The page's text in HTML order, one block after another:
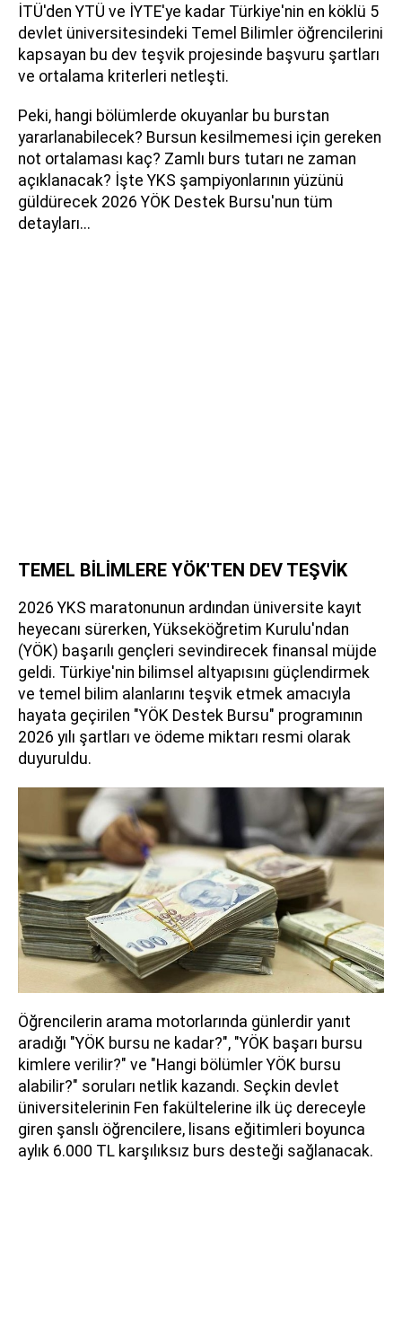
İTÜ'den YTÜ ve İYTE'ye kadar Türkiye'nin en köklü 5
devlet üniversitesindeki Temel Bilimler öğrencilerini
kapsayan bu dev teşvik projesinde başvuru şartları
ve ortalama kriterleri netleşti.
Peki, hangi bölümlerde okuyanlar bu burstan
yararlanabilecek? Bursun kesilmemesi için gereken
not ortalaması kaç? Zamlı burs tutarı ne zaman
açıklanacak? İşte YKS şampiyonlarının yüzünü
güldürecek 2026 YÖK Destek Bursu'nun tüm
detayları...
TEMEL BİLİMLERE YÖK'TEN DEV TEŞVİK
2026 YKS maratonunun ardından üniversite kayıt
heyecanı sürerken, Yükseköğretim Kurulu'ndan
(YÖK) başarılı gençleri sevindirecek finansal müjde
geldi. Türkiye'nin bilimsel altyapısını güçlendirmek
ve temel bilim alanlarını teşvik etmek amacıyla
hayata geçirilen "YÖK Destek Bursu" programının
2026 yılı şartları ve ödeme miktarı resmi olarak
duyuruldu.
Öğrencilerin arama motorlarında günlerdir yanıt
aradığı "YÖK bursu ne kadar?", "YÖK başarı bursu
kimlere verilir?" ve "Hangi bölümler YÖK bursu
alabilir?" soruları netlik kazandı. Seçkin devlet
üniversitelerinin Fen fakültelerine ilk üç dereceyle
giren şanslı öğrencilere, lisans eğitimleri boyunca
aylık 6.000 TL karşılıksız burs desteği sağlanacak.